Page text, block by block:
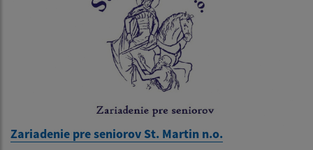
Zariadenie pre seniorov St. Martin n.o.